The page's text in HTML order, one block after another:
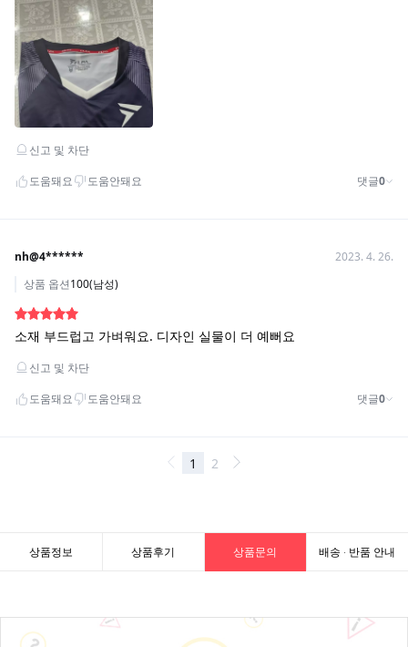
상품정보 상품후기 상품문의 배송 · 반품 안내